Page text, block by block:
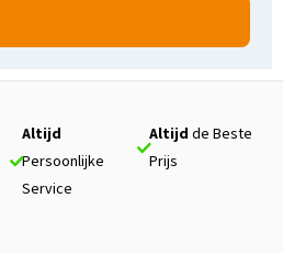
Altijd
Persoonlijke
Service
Altijdde Beste
Prijs